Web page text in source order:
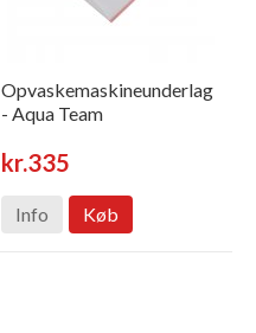
Opvaskemaskineunderlag
- Aqua Team
kr.335
Info Køb